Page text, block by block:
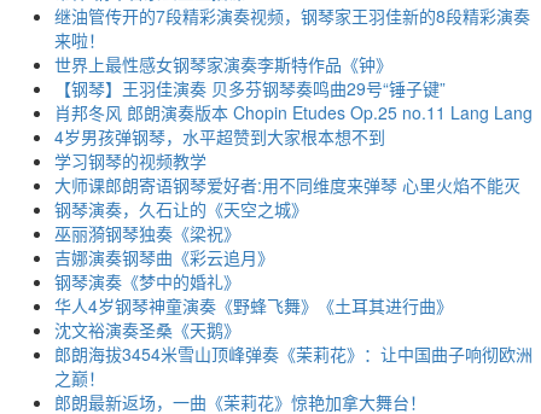
继油管传开的7段精彩演奏视频，钢琴家王羽佳新的8段精彩演奏
来啦！
世界上最性感女钢琴家演奏李斯特作品《钟》
【钢琴】王羽佳演奏 贝多芬钢琴奏鸣曲29号“锤子键”
肖邦冬风 郎朗演奏版本 Chopin Etudes Op.25 no.11 Lang Lang
4岁男孩弹钢琴，水平超赞到大家根本想不到
学习钢琴的视频教学
大师课郎朗寄语钢琴爱好者:用不同维度来弹琴 心里火焰不能灭
钢琴演奏，久石让的《天空之城》
巫丽漪钢琴独奏《梁祝》
吉娜演奏钢琴曲《彩云追月》
钢琴演奏《梦中的婚礼》
华人4岁钢琴神童演奏《野蜂飞舞》《土耳其进行曲》
沈文裕演奏圣桑《天鹅》
郎朗海拔3454米雪山顶峰弹奏《茉莉花》：让中国曲子响彻欧洲
之巅！
郎朗最新返场，一曲《茉莉花》惊艳加拿大舞台！